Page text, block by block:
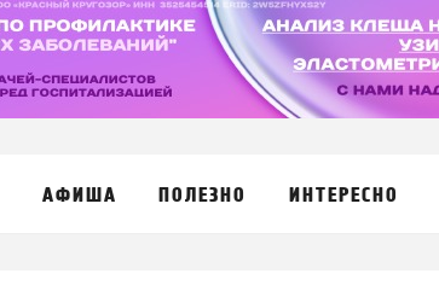
АФИША ПОЛЕЗНО ИНТЕРЕСНО